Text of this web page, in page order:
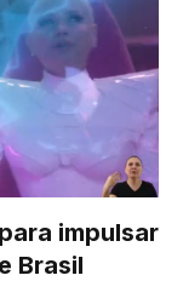
impulsar
Brasil